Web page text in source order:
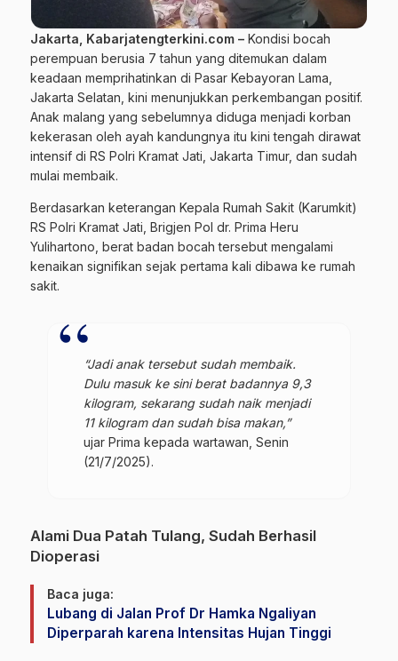
Jakarta, Kabarjatengterkini.com – Kondisi bocah
perempuan berusia 7 tahun yang ditemukan dalam
keadaan memprihatinkan di Pasar Kebayoran Lama,
Jakarta Selatan, kini menunjukkan perkembangan positif.
Anak malang yang sebelumnya diduga menjadi korban
kekerasan oleh ayah kandungnya itu kini tengah dirawat
intensif di RS Polri Kramat Jati, Jakarta Timur, dan sudah
mulai membaik.
Berdasarkan keterangan Kepala Rumah Sakit (Karumkit)
RS Polri Kramat Jati, Brigjen Pol dr. Prima Heru
Yulihartono, berat badan bocah tersebut mengalami
kenaikan signifikan sejak pertama kali dibawa ke rumah
sakit.
“Jadi anak tersebut sudah membaik.
Dulu masuk ke sini berat badannya 9,3
kilogram, sekarang sudah naik menjadi
11 kilogram dan sudah bisa makan,”
ujar Prima kepada wartawan, Senin
(21/7/2025).
Alami Dua Patah Tulang, Sudah Berhasil
Dioperasi
Baca juga:
Lubang di Jalan Prof Dr Hamka Ngaliyan
Diperparah karena Intensitas Hujan Tinggi